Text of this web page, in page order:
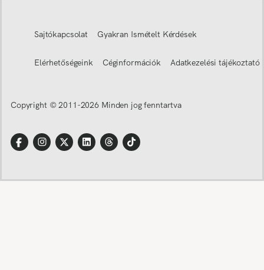
Sajtókapcsolat Gyakran Ismételt Kérdések
Elérhetőségeink Céginformációk Adatkezelési tájékoztató
Copyright © 2011-2026 Minden jog fenntartva